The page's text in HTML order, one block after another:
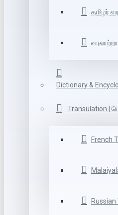
தமிழர்
Dictionary &
Transulation |
French